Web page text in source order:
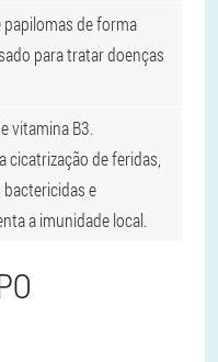
de forma
para tratar doenças
vitamina B3.
cicatrização de feridas,
e
a imunidade local.